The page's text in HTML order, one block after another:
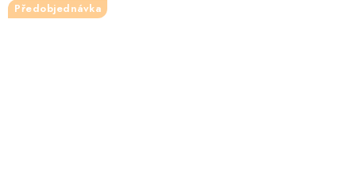
Předobjednávka